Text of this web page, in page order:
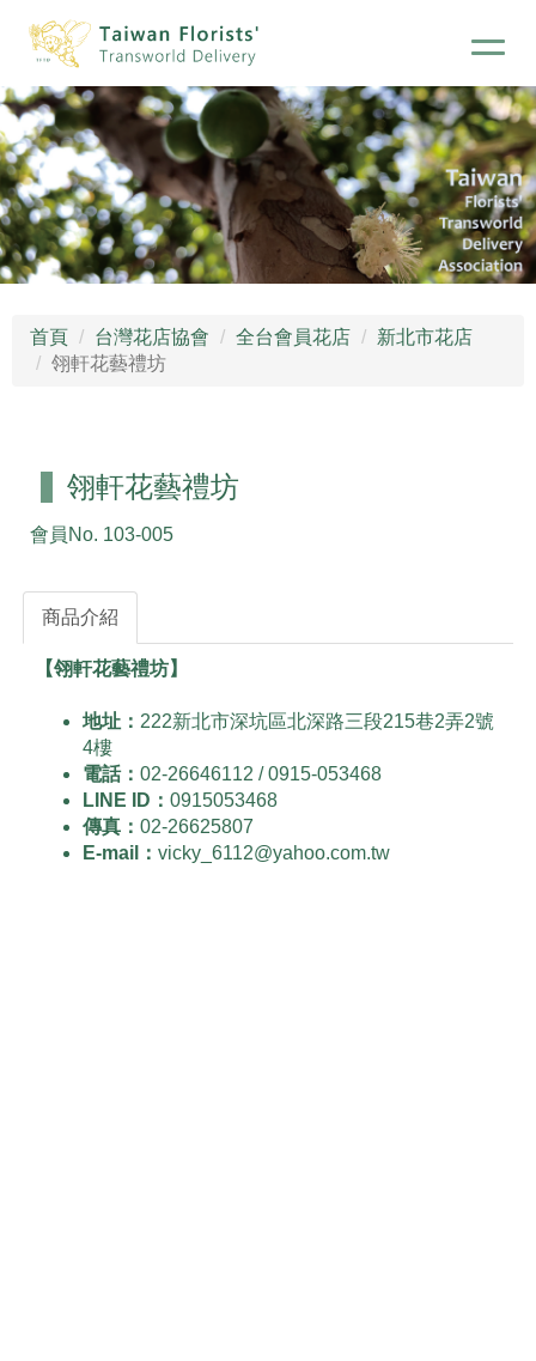
首頁 台灣花店協會 全台會員花店
新北市花店
翎軒花藝禮坊
翎軒花藝禮坊
會員No. 103-005
商品介紹
【翎軒花藝禮坊】
地址： 222新北市深坑區北深路三段215巷2弄2號
4樓
電話：02-26646112 / 0915-053468
LINE ID：0915053468
傳真：02-26625807
E-mail：vicky_6112@yahoo.com.tw